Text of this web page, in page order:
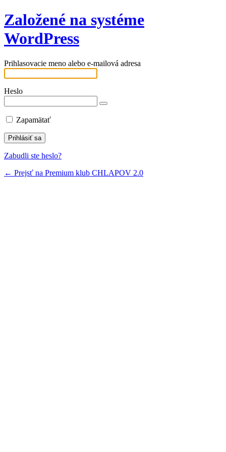
Založené na systéme
WordPress
Prihlasovacie meno alebo e-mailová adresa
Heslo
Zapamätať
Zabudli ste heslo?
← Prejsť na Premium klub CHLAPOV 2.0